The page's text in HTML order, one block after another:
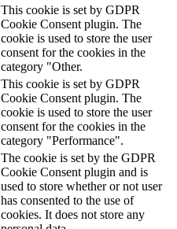
This cookie is set by GDPR
Cookie Consent plugin. The
cookie is used to store the user
consent for the cookies in the
category "Other.
This cookie is set by GDPR
Cookie Consent plugin. The
cookie is used to store the user
consent for the cookies in the
category "Performance".
The cookie is set by the GDPR
Cookie Consent plugin and is
used to store whether or not user
has consented to the use of
cookies. It does not store any